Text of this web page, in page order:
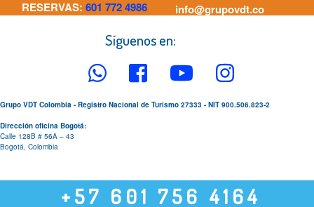
RESERVAS: 601 772 4986 info@grupovdt.co
Síguenos en:
Grupo VDT Colombia - Registro Nacional de Turismo 27333 - NIT 900.506.823-2
Dirección oficina Bogotá:
Calle 128B # 56A – 43
Bogotá, Colombia
+57 601 756 4164